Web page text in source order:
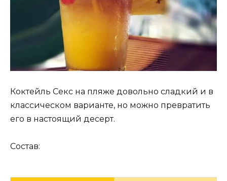
Коктейль Секс на пляже довольно сладкий и в
классическом варианте, но можно превратить
его в настоящий десерт.
Состав: